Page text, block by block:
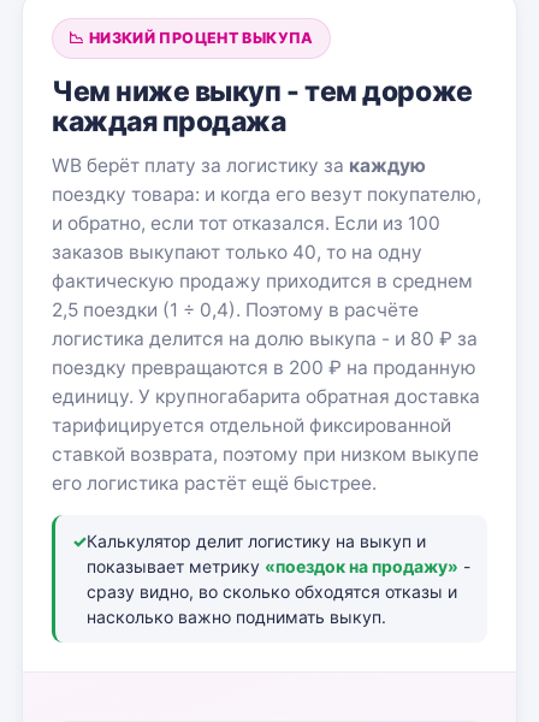
📉 НИЗКИЙ ПРОЦЕНТ ВЫКУПА
Чем ниже выкуп - тем дороже
каждая продажа
WB берёт плату за логистику за каждую
поездку товара: и когда его везут покупателю,
и обратно, если тот отказался. Если из 100
заказов выкупают только 40, то на одну
фактическую продажу приходится в среднем
2,5 поездки (1 ÷ 0,4). Поэтому в расчёте
логистика делится на долю выкупа - и 80 ₽ за
поездку превращаются в 200 ₽ на проданную
единицу. У крупногабарита обратная доставка
тарифицируется отдельной фиксированной
ставкой возврата, поэтому при низком выкупе
его логистика растёт ещё быстрее.
✓Калькулятор делит логистику на выкуп и
показывает метрику «поездок на продажу» -
сразу видно, во сколько обходятся отказы и
насколько важно поднимать выкуп.